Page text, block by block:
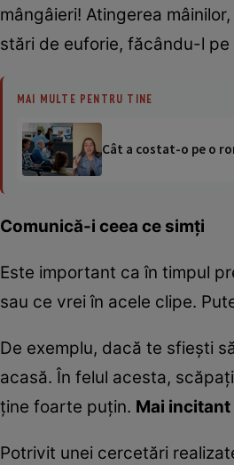
mângâieri! Atingerea
stări de euforie, făcându-l
MAI MULTE PENTRU TINE
Cât a costat-o pe o
Comunică-i ceea ce simţi
Este important ca în timpul
sau ce vrei în acele clipe.
De exemplu, dacă te sfieşti
acasă. În felul acesta,
ţine foarte puţin. Mai
Potrivit unei cercetări